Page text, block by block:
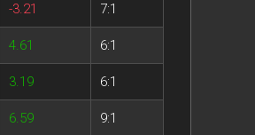
-3.21 7:1
4.61 6:1
3.19 6:1
6.59 9:1